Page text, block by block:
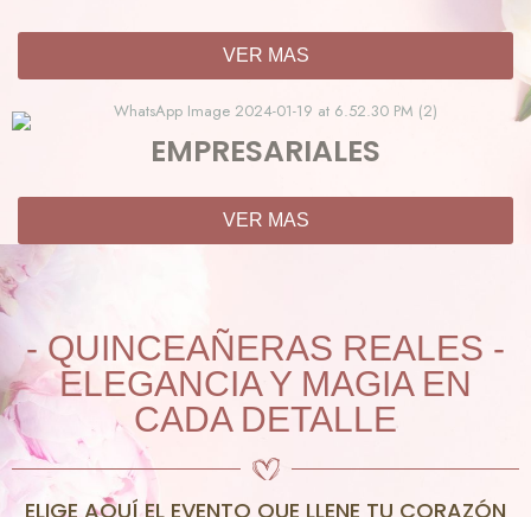
VER MAS
EMPRESARIALES
VER MAS
- QUINCEAÑERAS REALES -
ELEGANCIA Y MAGIA EN
CADA DETALLE
ELIGE AQUÍ EL EVENTO QUE LLENE TU CORAZÓN